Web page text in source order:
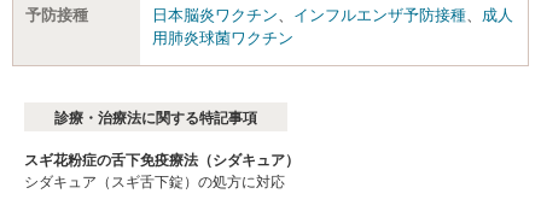
予防接種 日本脳炎ワクチン、 インフルエンザ予防接種、 成人
用肺炎球菌ワクチン
診療・治療法に関する特記事項
スギ花粉症の舌下免疫療法（シダキュア）
シダキュア（スギ舌下錠）の処方に対応